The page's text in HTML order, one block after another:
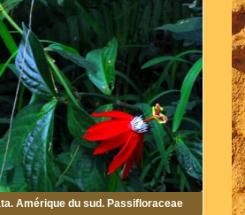
Amérique du sud. Passifloraceae